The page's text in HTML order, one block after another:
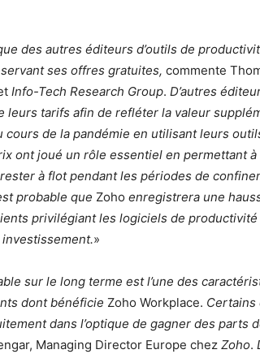
des autres éditeurs d’outils de
ses offres gratuites, commente
Info-Tech Research Group. D’autres
leurs tarifs afin de refléter la valeur
cours de la pandémie en utilisant leurs
ont joué un rôle essentiel en permettant
à flot pendant les périodes de
probable que Zoho enregistrera une
privilégiant les logiciels de
»
sur le long terme est l’une des
dont bénéficie Zoho Workplace. Certains
dans l’optique de gagner des parts
Managing Director Europe chez Zoho.